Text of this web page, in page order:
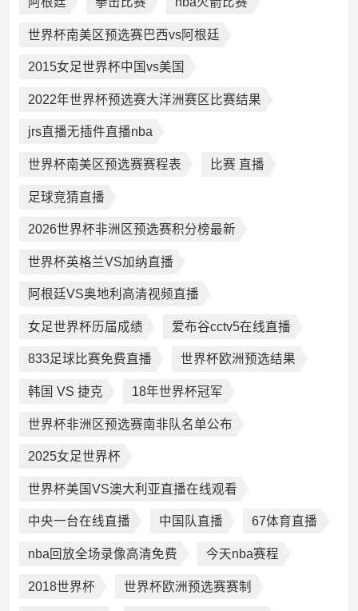
世界杯南美区预选赛巴西vs阿根廷
2015女足世界杯中国vs美国
2022年世界杯预选赛大洋洲赛区比赛结果
jrs直播无插件直播nba
世界杯南美区预选赛赛程表 比赛 直播
足球竞猜直播
2026世界杯非洲区预选赛积分榜最新
世界杯英格兰VS加纳直播
阿根廷VS奥地利高清视频直播
女足世界杯历届成绩 爱布谷cctv5在线直播
833足球比赛免费直播 世界杯欧洲预选结果
韩国 VS 捷克 18年世界杯冠军
世界杯非洲区预选赛南非队名单公布
2025女足世界杯
世界杯美国VS澳大利亚直播在线观看
中央一台在线直播 中国队直播 67体育直播
nba回放全场录像高清免费 今天nba赛程
2018世界杯 世界杯欧洲预选赛赛制